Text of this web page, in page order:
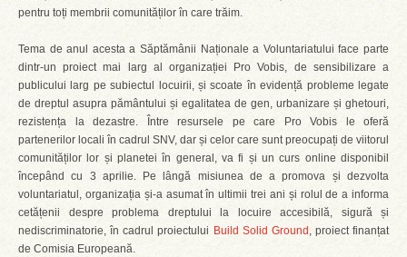
pentru toți membrii comunităților în care trăim.
Tema de anul acesta a Săptămânii Naționale a Voluntariatului face parte
dintr-un proiect mai larg al organizației Pro Vobis, de sensibilizare a
publicului larg pe subiectul locuirii, și scoate în evidență probleme legate
de dreptul asupra pământului și egalitatea de gen, urbanizare și ghetouri,
rezistența la dezastre. Între resursele pe care Pro Vobis le oferă
partenerilor locali în cadrul SNV, dar și celor care sunt preocupați de viitorul
comunităților lor și planetei în general, va fi și un curs online disponibil
începând cu 3 aprilie. Pe lângă misiunea de a promova și dezvolta
voluntariatul, organizația și-a asumat în ultimii trei ani și rolul de a informa
cetățenii despre problema dreptului la locuire accesibilă, sigură și
nediscriminatorie, în cadrul proiectului Build Solid Ground , proiect finanțat
de Comisia Europeană.